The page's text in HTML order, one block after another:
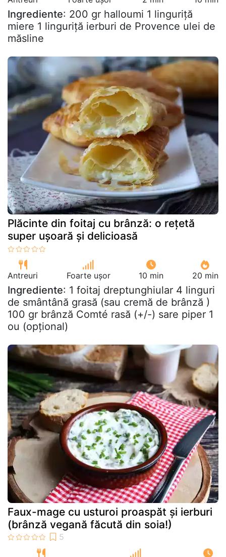
Ingrediente: 200 gr halloumi 1 linguriță
miere 1 linguriță ierburi de Provence ulei de
măsline
Plăcinte din foitaj cu brânză: o rețetă
super ușoară și delicioasă
Antreuri Foarte ușor 10 min 20 min
Ingrediente: 1 foitaj dreptunghiular 4 linguri
de smântână grasă (sau cremă de brânză )
100 gr brânză Comté rasă (+/-) sare piper 1
ou (opțional)
Faux-mage cu usturoi proaspăt și ierburi
(brânză vegană făcută din soia!)